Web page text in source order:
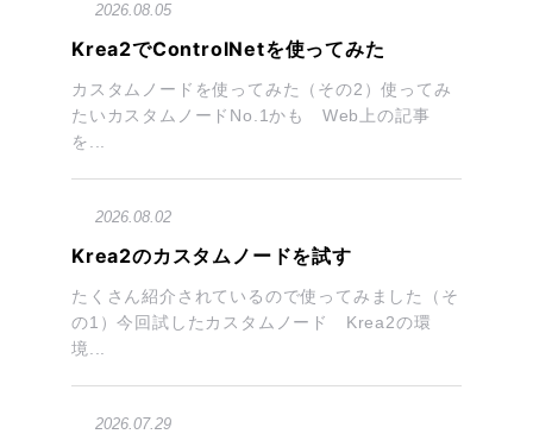
2026.08.05
Krea2でControlNetを使ってみた
カスタムノードを使ってみた（その2）使ってみ
たいカスタムノードNo.1かも Web上の記事
を...
2026.08.02
Krea2のカスタムノードを試す
たくさん紹介されているので使ってみました（そ
の1）今回試したカスタムノード Krea2の環
境...
2026.07.29